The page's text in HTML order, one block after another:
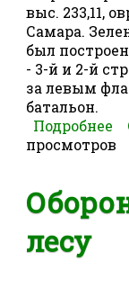
выс. 233,11,
Самара.
был
- 3-й и 2-й
за левым
батальон.
Подробнее
просмотров
лесу